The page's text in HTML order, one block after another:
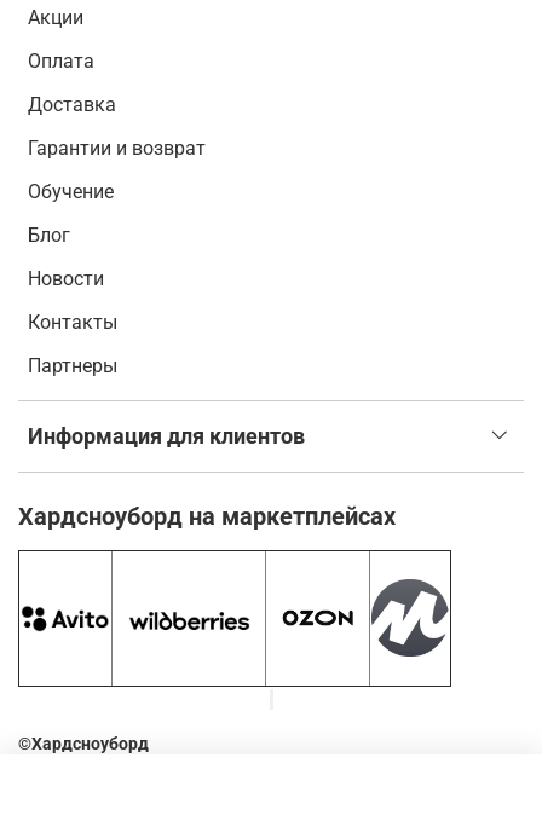
Акции
Оплата
Доставка
Гарантии и возврат
Обучение
Блог
Новости
Контакты
Партнеры
Информация для клиентов
Хардсноуборд на маркетплейсах
©Хардсноуборд